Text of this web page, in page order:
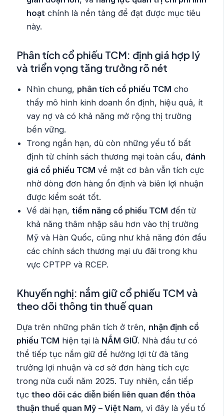
hoạt chính là nền tảng để đạt được mục tiêu
này.
Phân tích cổ phiếu TCM: định giá hợp lý
và triển vọng tăng trưởng rõ nét
Nhìn chung, phân tích cổ phiếu TCM cho
thấy mô hình kinh doanh ổn định, hiệu quả, ít
vay nợ và có khả năng mở rộng thị trường
bền vững.
Trong ngắn hạn, dù còn những yếu tố bất
định từ chính sách thương mại toàn cầu,đánh
giá cổ phiếu TCM về mặt cơ bản vẫn tích cực
nhờ dòng đơn hàng ổn định và biên lợi nhuận
được kiểm soát tốt.
Về dài hạn,tiềm năng cổ phiếu TCM đến từ
khả năng thâm nhập sâu hơn vào thị trường
Mỹ và Hàn Quốc, cũng như khả năng đón đầu
các chính sách thương mại ưu đãi trong khu
vực CPTPP và RCEP.
Khuyến nghị: nắm giữ cổ phiếu TCM và
theo dõi thông tin thuế quan
Dựa trên những phân tích ở trên, nhận định cổ
phiếu TCM hiện tại là NẮM GIỮ. Nhà đầu tư có
thể tiếp tục nắm giữ để hưởng lợi từ đà tăng
trưởng lợi nhuận và cơ sở đơn hàng tích cực
trong nửa cuối năm 2025. Tuy nhiên, cần tiếp
tụctheo dõi các diễn biến liên quan đến thỏa
thuận thuế quan Mỹ – Việt Nam, vì đây là yếu tố